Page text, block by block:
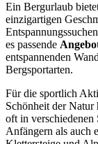
Ein Bergurlaub
einzigartigen
es passende
entspannenden
Bergsportarten.
Für die sportlich
Schönheit der Natur
oft in verschiedenen
Anfängern als auch